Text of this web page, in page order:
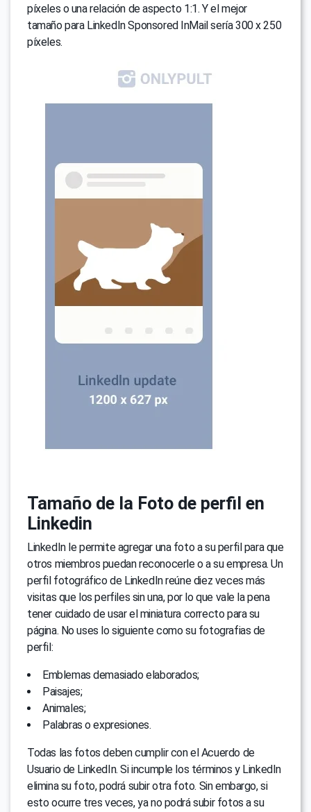
píxeles o una relación de aspecto 1:1. Y el mejor
tamaño para LinkedIn Sponsored InMail sería 300 x 250
píxeles.
Tamaño de la Foto de perfil en
Linkedin
LinkedIn le permite agregar una foto a su perfil para que
otros miembros puedan reconocerle o a su empresa. Un
perfil fotográfico de LinkedIn reúne diez veces más
visitas que los perfiles sin una, por lo que vale la pena
tener cuidado de usar el miniatura correcto para su
página. No uses lo siguiente como su fotografias de
perfil:
Emblemas demasiado elaborados;
Paisajes;
Animales;
Palabras o expresiones.
Todas las fotos deben cumplir con el Acuerdo de
Usuario de LinkedIn. Si incumple los términos y LinkedIn
elimina su foto, podrá subir otra foto. Sin embargo, si
esto ocurre tres veces, ya no podrá subir fotos a su